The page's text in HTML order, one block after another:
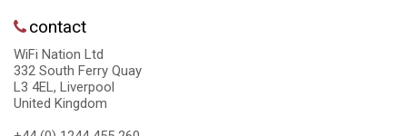
contact
WiFi Nation Ltd
332 South Ferry Quay
L3 4EL, Liverpool
United Kingdom